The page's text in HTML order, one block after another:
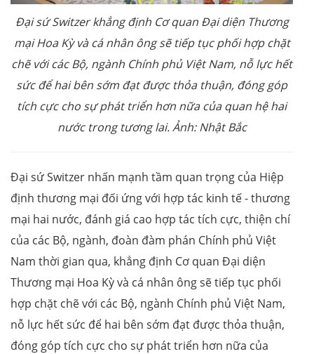
Đại sứ Switzer khẳng định Cơ quan Đại diện Thương
mại Hoa Kỳ và cá nhân ông sẽ tiếp tục phối hợp chặt
chẽ với các Bộ, ngành Chính phủ Việt Nam, nỗ lực hết
sức để hai bên sớm đạt được thỏa thuận, đóng góp
tích cực cho sự phát triển hơn nữa của quan hệ hai
nước trong tương lai. Ảnh: Nhật Bắc
Đại sứ Switzer nhấn mạnh tầm quan trọng của Hiệp
định thương mại đối ứng với hợp tác kinh tế - thương
mại hai nước, đánh giá cao hợp tác tích cực, thiện chí
của các Bộ, ngành, đoàn đàm phán Chính phủ Việt
Nam thời gian qua, khẳng định Cơ quan Đại diện
Thương mại Hoa Kỳ và cá nhân ông sẽ tiếp tục phối
hợp chặt chẽ với các Bộ, ngành Chính phủ Việt Nam,
nỗ lực hết sức để hai bên sớm đạt được thỏa thuận,
đóng góp tích cực cho sự phát triển hơn nữa của